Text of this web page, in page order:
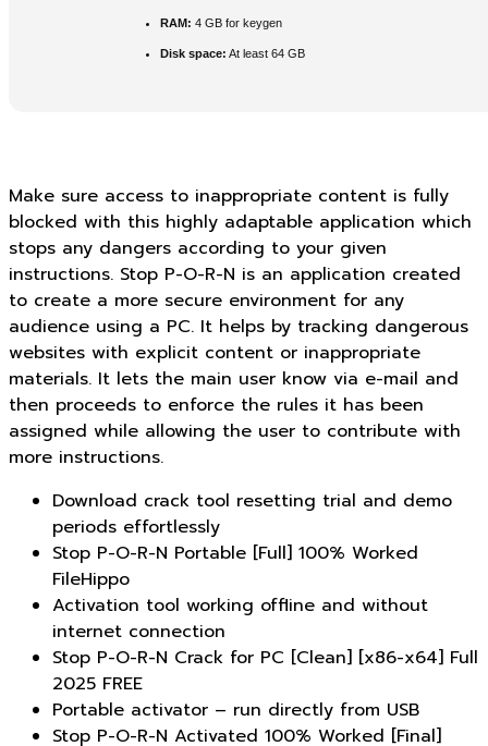
RAM: 4 GB for keygen
Disk space: At least 64 GB
Make sure access to inappropriate content is fully
blocked with this highly adaptable application which
stops any dangers according to your given
instructions. Stop P-O-R-N is an application created
to create a more secure environment for any
audience using a PC. It helps by tracking dangerous
websites with explicit content or inappropriate
materials. It lets the main user know via e-mail and
then proceeds to enforce the rules it has been
assigned while allowing the user to contribute with
more instructions.
Download crack tool resetting trial and demo
periods effortlessly
Stop P-O-R-N Portable [Full] 100% Worked
FileHippo
Activation tool working offline and without
internet connection
Stop P-O-R-N Crack for PC [Clean] [x86-x64] Full
2025 FREE
Portable activator – run directly from USB
Stop P-O-R-N Activated 100% Worked [Final]